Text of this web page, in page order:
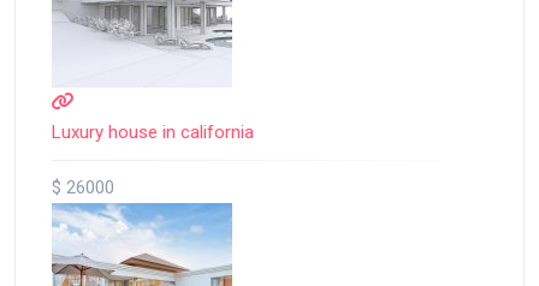
Luxury house in california
$ 26000